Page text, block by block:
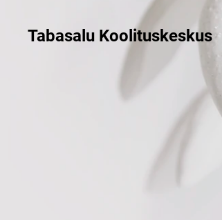
Tabasalu Koolituskeskus